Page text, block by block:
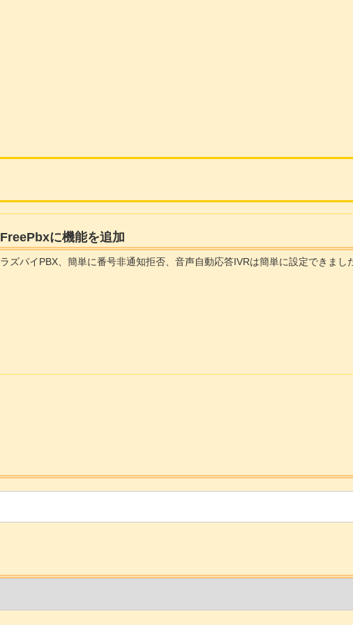
FreePbxに機能を追加
ラズパイPBX、簡単に番号非通知拒否、音声自動応答IVRは簡単に設定できまし